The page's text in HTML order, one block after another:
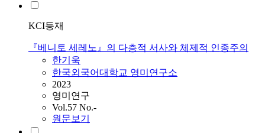
KCI등재
『베니토 세레노』의 다층적 서사와 체제적 인종주의
한기욱
한국외국어대학교 영미연구소
2023
영미연구
Vol.57 No.-
원문보기